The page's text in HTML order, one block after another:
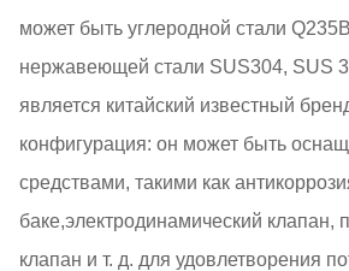
может быть углеродной стали
нержавеющей стали SUS304, SUS
является китайский известный
конфигурация: он может быть
средствами, такими как
баке,электродинамический клапан,
клапан и т. д. для удовлетворения